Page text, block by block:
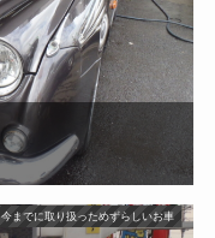
今までに取り扱っためずらしいお車